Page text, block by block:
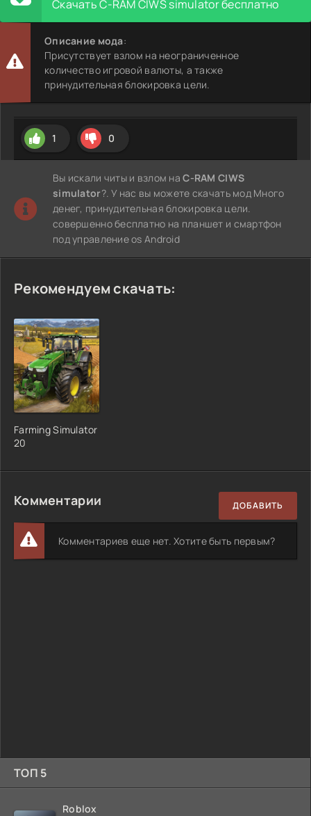
ТОП 5
Roblox
Скачать C-RAM CIWS simulator бесплатно
Описание мода:
Присутствует взлом на неограниченное
количество игровой валюты, а также
принудительная блокировка цели.
1 0
Вы искали читы и взлом наC-RAM CIWS
simulator?. У нас вы можете скачать мод Много
денег, принудительная блокировка цели.
совершенно бесплатно на планшет и смартфон
под управление os Android
Рекомендуем скачать:
Farming Simulator
20
Комментарии ДОБАВИТЬ
Комментариев еще нет. Хотите быть первым?